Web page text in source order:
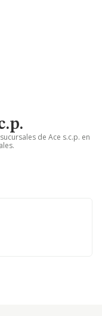
de Ace s.c.p. en